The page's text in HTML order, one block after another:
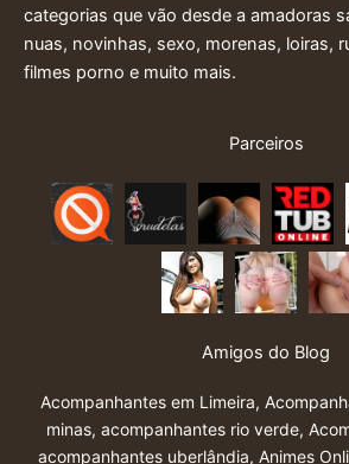
categorias que vão desde a amadoras
nuas, novinhas, sexo, morenas, loiras,
filmes porno e muito mais.
Parceiros
Amigos do Blog
Acompanhantes em Limeira,
minas, acompanhantes rio verde,
acompanhantes uberlândia, Animes